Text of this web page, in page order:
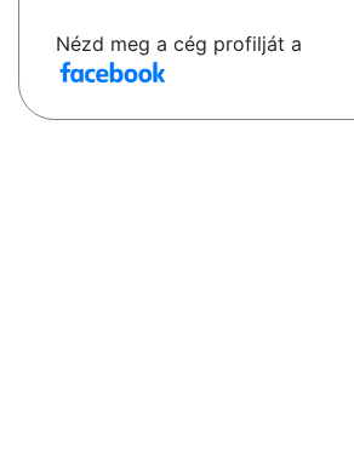
Nézd meg a cég profilját a